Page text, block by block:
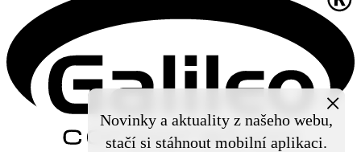
Novinky a aktuality z našeho webu,
stačí si stáhnout mobilní aplikaci.
×